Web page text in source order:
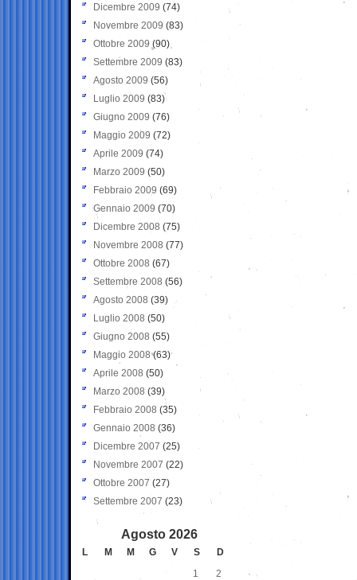
Dicembre 2009 (74)
Novembre 2009 (83)
Ottobre 2009 (90)
Settembre 2009 (83)
Agosto 2009 (56)
Luglio 2009 (83)
Giugno 2009 (76)
Maggio 2009 (72)
Aprile 2009 (74)
Marzo 2009 (50)
Febbraio 2009 (69)
Gennaio 2009 (70)
Dicembre 2008 (75)
Novembre 2008 (77)
Ottobre 2008 (67)
Settembre 2008 (56)
Agosto 2008 (39)
Luglio 2008 (50)
Giugno 2008 (55)
Maggio 2008(63)
Aprile 2008 (50)
Marzo 2008 (39)
Febbraio 2008 (35)
Gennaio 2008 (36)
Dicembre 2007 (25)
Novembre 2007 (22)
Ottobre 2007 (27)
Settembre 2007 (23)
Agosto 2026
L M M G V S
D
1
2